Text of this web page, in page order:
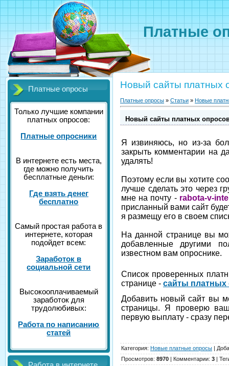
Платные
Платные опросы
Только лучшие компании
платных опросов:
Платные опросники
В интернете есть места,
где можно получить
бесплатные деньги:
Где взять денег
бесплатно
Самый простая работа в
интернете, которая
подойдет всем:
Заработок в
социальной сети
Высокооплачиваемый
заработок для
трудолюбивых:
Работа по написанию
статей
Новый сайты платных
Платные опросы » Статьи » Новые
Новый сайты платных
Я извиняюсь, но из-за
закрыть комментарии на
удалять!
Поэтому если вы хотите
лучше сделать это через
мне на почту - rabota-v-
присланный вами сайт
я размещу его в своем
На данной странице вы
добавленные другими
известном вам опроснике.
Список проверенных
странице - сайты платных
Добавить новый сайт вы
страницы. Я проверю
первую выплату - сразу
Категория: Новые платные опросы |
Просмотров: 8970 | Комментарии: 3 |